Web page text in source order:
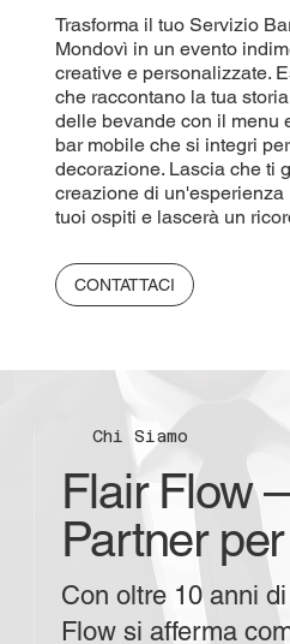
Trasforma il tuo Servizio
Mondovì in un evento
creative e personalizzate.
che raccontano la tua
delle bevande con il menu
bar mobile che si integri
decorazione. Lascia che ti
creazione di
tuoi ospiti e lascerà un
CONTATTACI
Chi Siamo
Flair Flow
Partner
Con oltre 10 anni
Flow si afferma